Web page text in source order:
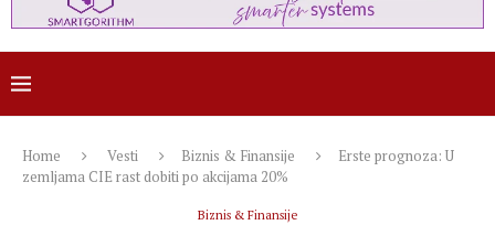
Home Vesti Biznis & Finansije
Erste prognoza: U
zemljama CIE rast dobiti po akcijama 20%
Biznis & Finansije